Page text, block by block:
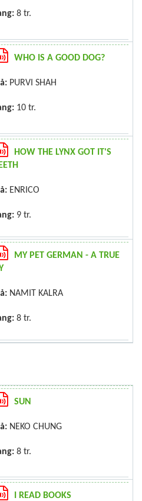
8 tr.
WHO IS A GOOD DOG?
PURVI SHAH
10 tr.
HOW THE LYNX GOT IT'S
ENRICO
9 tr.
MY PET GERMAN - A TRUE
NAMIT KALRA
8 tr.
SUN
NEKO CHUNG
8 tr.
I READ BOOKS